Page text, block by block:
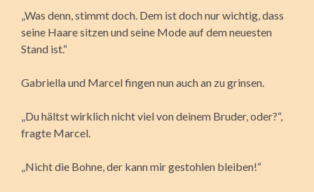
„Was denn, stimmt doch. Dem ist doch nur wichtig, dass
seine Haare sitzen und seine Mode auf dem neuesten
Stand ist.“
Gabriella und Marcel fingen nun auch an zu grinsen.
„Du hältst wirklich nicht viel von deinem Bruder, oder?“,
fragte Marcel.
„Nicht die Bohne, der kann mir gestohlen bleiben!“